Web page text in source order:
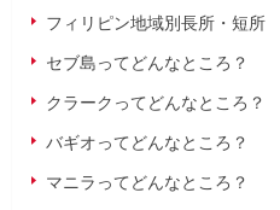
フィリピン地域別長所・短所
セブ島ってどんなところ？
クラークってどんなところ？
バギオってどんなところ？
マニラってどんなところ？